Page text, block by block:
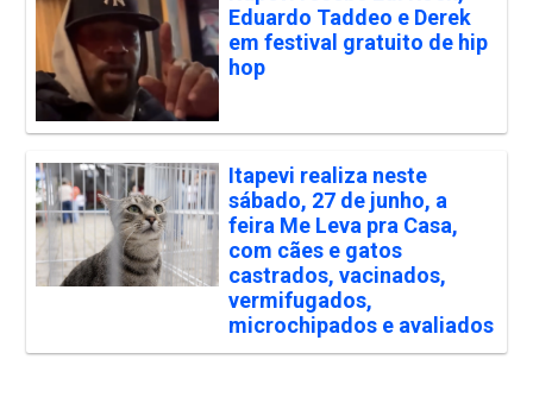
Eduardo Taddeo e Derek
em festival gratuito de hip
hop
Itapevi realiza neste
sábado, 27 de junho, a
feira Me Leva pra Casa,
com cães e gatos
castrados, vacinados,
vermifugados,
microchipados e avaliados